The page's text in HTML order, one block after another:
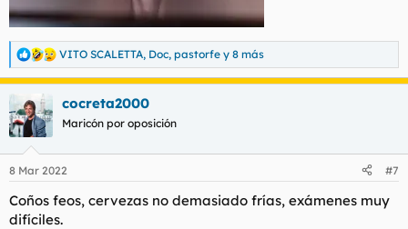
R
e
a
c
c
i
e
:
VITO SCALETTA, Doc, pastorfe y 8 más
cocreta2000
Maricón por oposición
8 Mar 2022 #7
Coños feos, cervezas no demasiado frías, exámenes muy
difíciles.